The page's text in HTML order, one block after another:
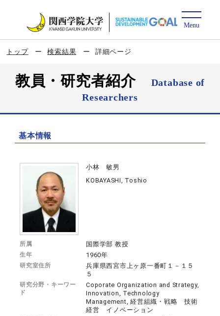
トップ 検索結果 詳細ページ
教員・研究者紹介
Database of
Researchers
基本情報
小林 敏男
KOBAYASHI, Toshio
所属 国際学部 教授
生年 1960年
研究室住所
兵庫県西宮市上ヶ原一番町１－１５
５
研究分野・キーワー
ド
Coporate Organization and Strategy,
Innovation, Technology
Management, 経営組織・戦略 技術
経営 イノベーション